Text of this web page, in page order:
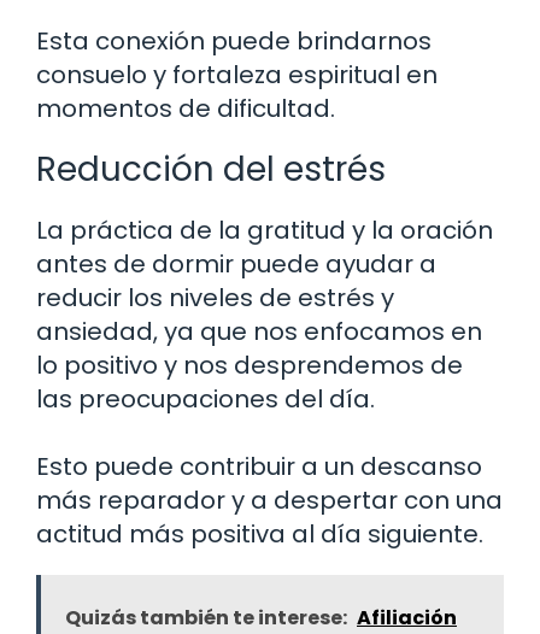
Esta conexión puede brindarnos
consuelo y fortaleza espiritual en
momentos de dificultad.
Reducción del estrés
La práctica de la gratitud y la oración
antes de dormir puede ayudar a
reducir los niveles de estrés y
ansiedad, ya que nos enfocamos en
lo positivo y nos desprendemos de
las preocupaciones del día.
Esto puede contribuir a un descanso
más reparador y a despertar con una
actitud más positiva al día siguiente.
Quizás también te interese: Afiliación